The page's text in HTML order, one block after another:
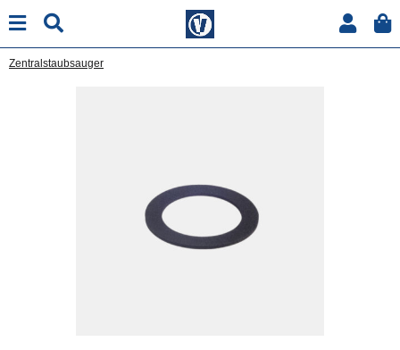
Zentralstaubsauger